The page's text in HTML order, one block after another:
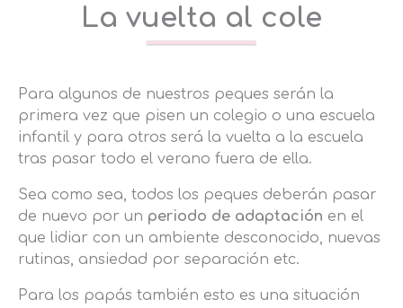
La vuelta al cole
Para algunos de nuestros peques serán la
primera vez que pisen un colegio o una escuela
infantil y para otros será la vuelta a la escuela
tras pasar todo el verano fuera de ella.
Sea como sea, todos los peques deberán pasar
de nuevo por un periodo de adaptación en el
que lidiar con un ambiente desconocido, nuevas
rutinas, ansiedad por separación etc.
Para los papás también esto es una situación